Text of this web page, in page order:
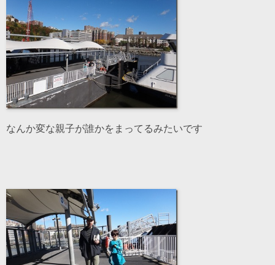
なんか変な親子が誰かをまってるみたいです